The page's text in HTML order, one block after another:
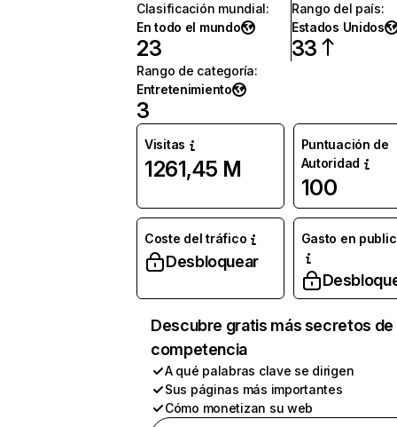
Clasificación mundial:
En todo el mundo
23
Rango del país:
Estados Unidos
33
Rango de categoría:
Entretenimiento
3
Visitas
1261,45 M
Puntuación de
Autoridad
100
Coste del tráfico
Desbloquear
Gasto en
Descubre gratis más secretos de
competencia
A qué palabras clave se dirigen
Sus páginas más importantes
Cómo monetizan su web